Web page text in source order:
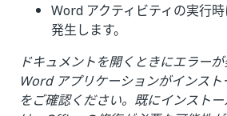
Word アクティビティの実行
発生します。
ドキュメントを開くときにエラーが
Word アプリケーションがインス
をご確認ください。既にインスト